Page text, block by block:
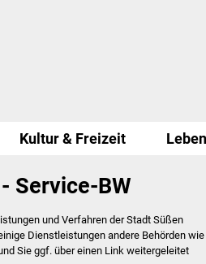
Kultur & Freizeit
Service-BW
und Verfahren der Stadt Süßen
Dienstleistungen andere Behörden wie
Sie ggf. über einen Link weitergeleitet